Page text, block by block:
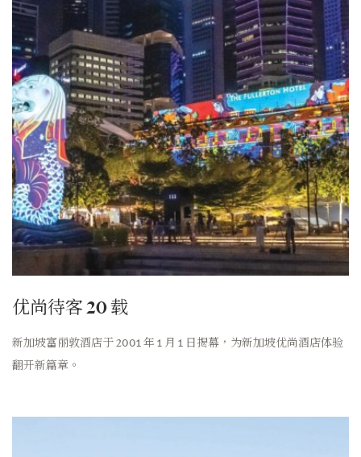
优尚待客 20 载
新加坡富丽敦酒店于 2001 年 1 月 1 日揭幕，为新加坡优尚酒店体验
翻开新篇章。